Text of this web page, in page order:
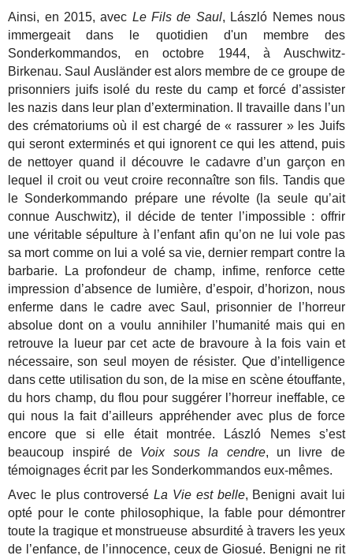
Ainsi, en 2015, avec Le Fils de Saul, László Nemes nous
immergeait dans le quotidien d'un membre des
Sonderkommandos, en octobre 1944, à Auschwitz-
Birkenau. Saul Ausländer est alors membre de ce groupe de
prisonniers juifs isolé du reste du camp et forcé d’assister
les nazis dans leur plan d’extermination. Il travaille dans l’un
des crématoriums où il est chargé de « rassurer » les Juifs
qui seront exterminés et qui ignorent ce qui les attend, puis
de nettoyer quand il découvre le cadavre d’un garçon en
lequel il croit ou veut croire reconnaître son fils. Tandis que
le Sonderkommando prépare une révolte (la seule qu’ait
connue Auschwitz), il décide de tenter l’impossible : offrir
une véritable sépulture à l’enfant afin qu’on ne lui vole pas
sa mort comme on lui a volé sa vie, dernier rempart contre la
barbarie. La profondeur de champ, infime, renforce cette
impression d’absence de lumière, d’espoir, d’horizon, nous
enferme dans le cadre avec Saul, prisonnier de l’horreur
absolue dont on a voulu annihiler l’humanité mais qui en
retrouve la lueur par cet acte de bravoure à la fois vain et
nécessaire, son seul moyen de résister. Que d’intelligence
dans cette utilisation du son, de la mise en scène étouffante,
du hors champ, du flou pour suggérer l’horreur ineffable, ce
qui nous la fait d’ailleurs appréhender avec plus de force
encore que si elle était montrée. László Nemes s’est
beaucoup inspiré de Voix sous la cendre, un livre de
témoignages écrit par les Sonderkommandos eux-mêmes.
Avec le plus controverséLa Vie est belle, Benigni avait lui
opté pour le conte philosophique, la fable pour démontrer
toute la tragique et monstrueuse absurdité à travers les yeux
de l’enfance, de l’innocence, ceux de Giosué. Benigni ne rit